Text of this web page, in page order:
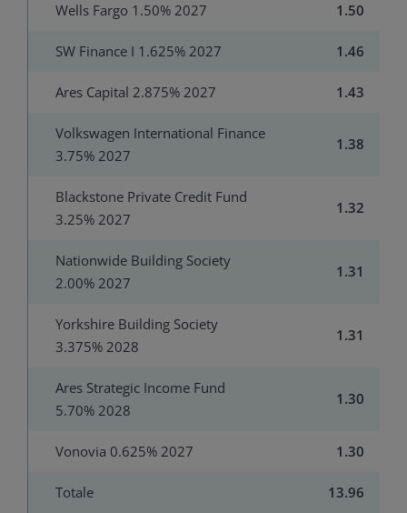
Wells Fargo 1.50% 2027 1.50
SW Finance I 1.625% 2027 1.46
Ares Capital 2.875% 2027 1.43
Volkswagen International Finance
3.75% 2027
1.38
Blackstone Private Credit Fund
3.25% 2027
1.32
Nationwide Building Society
2.00% 2027
1.31
Yorkshire Building Society
3.375% 2028
1.31
Ares Strategic Income Fund
5.70% 2028
1.30
Vonovia 0.625% 2027 1.30
Totale 13.96